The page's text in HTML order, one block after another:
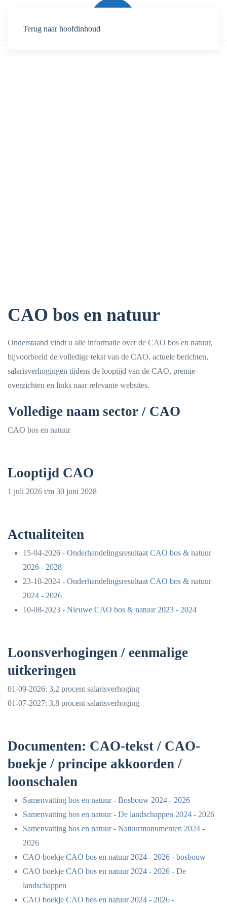
Terug naar hoofdinhoud
CAO bos en natuur
Onderstaand vindt u alle informatie over de CAO bos en natuur,
bijvoorbeeld de volledige tekst van de CAO, actuele berichten,
salarisverhogingen tijdens de looptijd van de CAO, premie-
overzichten en links naar relevante websites.
Volledige naam sector / CAO
CAO bos en natuur
Looptijd CAO
1 juli 2026 t/m 30 juni 2028
Actualiteiten
15-04-2026 - Onderhandelingsresultaat CAO bos & natuur
2026 - 2028
23-10-2024 - Onderhandelingsresultaat CAO bos & natuur
2024 - 2026
10-08-2023 - Nieuwe CAO bos & natuur 2023 - 2024
Loonsverhogingen / eenmalige
uitkeringen
01-09-2026: 3,2 procent salarisverhoging
01-07-2027: 3,8 procent salarisverhoging
Documenten: CAO-tekst / CAO-
boekje / principe akkoorden /
loonschalen
Samenvatting bos en natuur - Bosbouw 2024 - 2026
Samenvatting bos en natuur - De landschappen 2024 - 2026
Samenvatting bos en natuur - Natuurmonumenten 2024 -
2026
CAO boekje CAO bos en natuur 2024 - 2026 - bosbouw
CAO boekje CAO bos en natuur 2024 - 2026 - De
landschappen
CAO boekje CAO bos en natuur 2024 - 2026 -